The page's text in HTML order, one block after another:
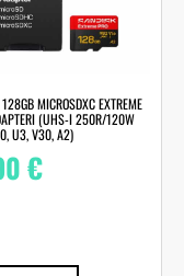
MICROSDXC EXTREME
(UHS-I 250R/120W
U3, V30, A2)
€